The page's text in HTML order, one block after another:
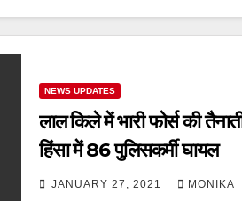
NEWS UPDATES
लाल किले में भारी फोर्स की
हिंसा में 86 पुलिसकर्मी घायल
JANUARY 27, 2021 MONIKA